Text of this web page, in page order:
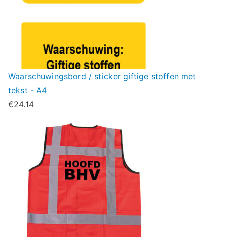
Waarschuwingsbord / sticker giftige stoffen met
tekst - A4
€24.14